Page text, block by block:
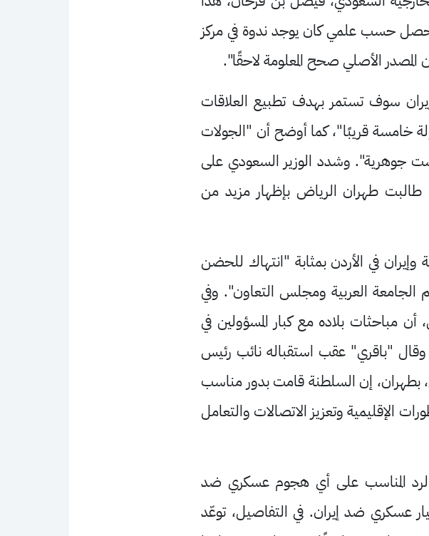
حصل حسب علمي كان يوجد ندوة في مركز
الأصلي صحح المعلومة لاحقًا".
سوف تستمر بهدف تطبيع العلاقات
خامسة قريبًا"، كما أوضح أن "الجولات
جوهرية". وشدد الوزير السعودي على
طالبت طهران الرياض بإظهار مزيد من
وإيران في الأردن بمثابة "انتهاك للحضن
الجامعة العربية ومجلس التعاون". وفي
أن مباحثات بلاده مع كبار المسؤولين في
وقال "باقري" عقب استقباله نائب رئيس
بطهران، إن السلطنة قامت بدور مناسب
الإقليمية وتعزيز الاتصالات والتعامل
المناسب على أي هجوم عسكري ضد
عسكري ضد إيران. في التفاصيل، توعّد